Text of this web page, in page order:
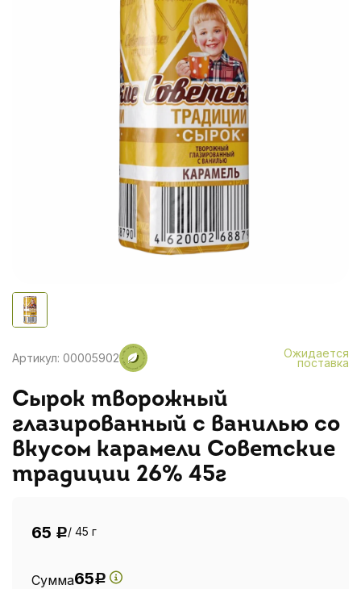
Артикул: 00005902 Ожидается
поставка
Сырок творожный
глазированный с ванилью со
вкусом карамели Советские
традиции 26% 45г
65 Р/ 45 г
Сумма65Р